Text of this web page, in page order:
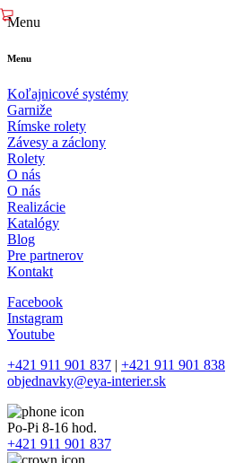
Menu
Menu
Koľajnicové systémy
Garniže
Rímske rolety
Závesy a záclony
Rolety
O nás
O nás
Realizácie
Katalógy
Blog
Pre partnerov
Kontakt
Facebook
Instagram
Youtube
+421 911 901 837 | +421 911 901 838
objednavky@eya-interier.sk
Po-Pi 8-16 hod.
+421 911 901 837